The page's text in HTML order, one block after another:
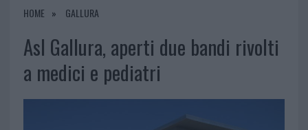
HOME GALLURA
Asl Gallura, aperti due bandi rivolti
a medici e pediatri